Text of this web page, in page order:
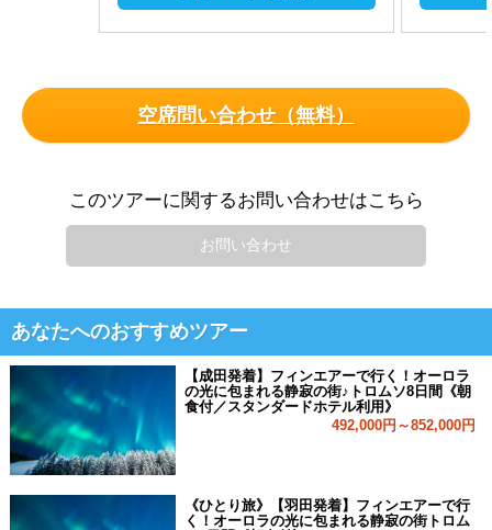
空席問い合わせ（無料）
このツアーに関するお問い合わせはこちら
お問い合わせ
あなたへのおすすめツアー
【成田発着】フィンエアーで行く！オーロラ
の光に包まれる静寂の街♪トロムソ8日間《朝
食付／スタンダードホテル利用》
492,000円～852,000円
《ひとり旅》【羽田発着】フィンエアーで行
く！オーロラの光に包まれる静寂の街トロム